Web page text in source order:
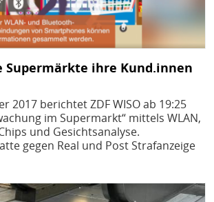
Supermärkte ihre Kund.innen
2017 berichtet ZDF WISO ab 19:25
im Supermarkt“ mittels WLAN,
und Gesichtsanalyse.
gegen Real und Post Strafanzeige